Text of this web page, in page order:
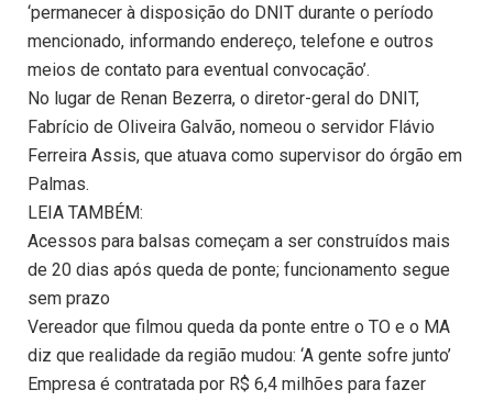
‘permanecer à disposição do DNIT durante o período
mencionado, informando endereço, telefone e outros
meios de contato para eventual convocação’.
No lugar de Renan Bezerra, o diretor-geral do DNIT,
Fabrício de Oliveira Galvão, nomeou o servidor Flávio
Ferreira Assis, que atuava como supervisor do órgão em
Palmas.
LEIA TAMBÉM:
Acessos para balsas começam a ser construídos mais
de 20 dias após queda de ponte; funcionamento segue
sem prazo
Vereador que filmou queda da ponte entre o TO e o MA
diz que realidade da região mudou: ‘A gente sofre junto’
Empresa é contratada por R$ 6,4 milhões para fazer